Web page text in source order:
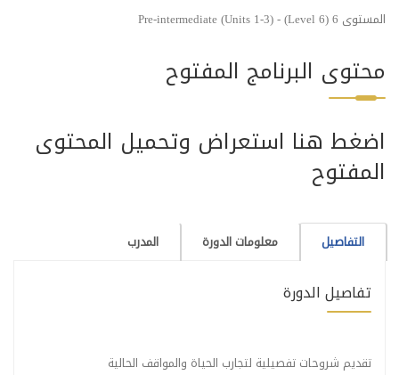
المستوى 6 Pre-intermediate (Units 1-3) - (Level 6)
محتوى البرنامج المفتوح
اضغط هنا استعراض وتحميل المحتوى
المفتوح
التفاصيل معلومات الدورة المدرب
تفاصيل الدورة
تقديم شروحات تفصيلية لتجارب الحياة والمواقف الحالية